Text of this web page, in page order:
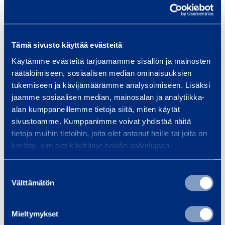
Tämä sivusto käyttää evästeitä
Käytämme evästeitä tarjoamamme sisällön ja mainosten
räätälöimiseen, sosiaalisen median ominaisuuksien
tukemiseen ja kävijämäärämme analysoimiseen. Lisäksi
jaamme sosiaalisen median, mainosalan ja analytiikka-
alan kumppaneillemme tietoja siitä, miten käytät
sivustoamme. Kumppanimme voivat yhdistää näitä
tietoja muihin tietoihin, joita olet antanut heille tai joita on
kerätty, kun olet käyttänyt heidän palvelujaan.
valinta
Välttämätön
Mieltymykset
Samankaltaisia tuotteita
G
r
a
Generaattori 104 kVA,